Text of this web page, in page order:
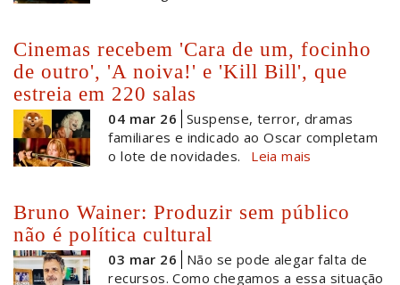
Cinemas recebem 'Cara de um, focinho
de outro', 'A noiva!' e 'Kill Bill', que
estreia em 220 salas
04 mar 26 Suspense, terror, dramas
familiares e indicado ao Oscar completam
o lote de novidades.
Leia mais
Bruno Wainer: Produzir sem público
não é política cultural
03 mar 26
Não se pode alegar falta de
recursos. Como chegamos a essa situação